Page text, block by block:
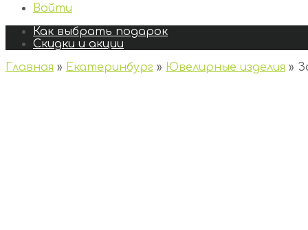
Войти
Как выбрать подарок
Скидки и акции
Главная » Екатеринбург » Ювелирные изделия »